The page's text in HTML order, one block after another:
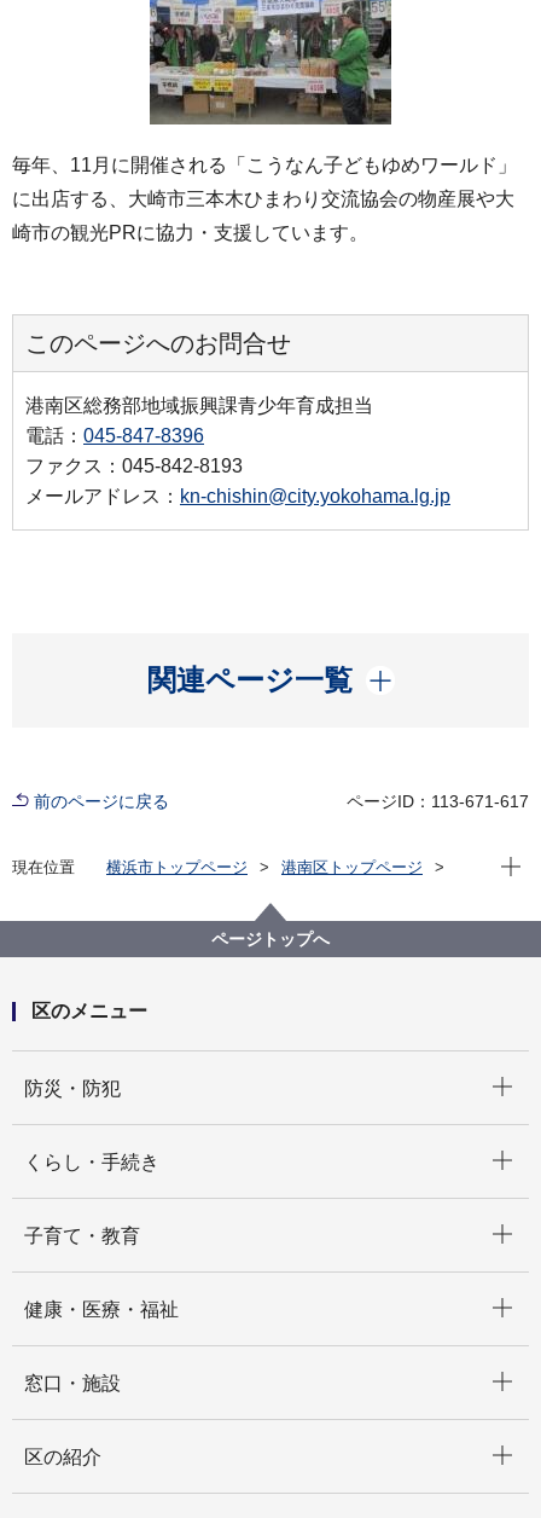
毎年、11月に開催される「こうなん子どもゆめワールド」
に出店する、大崎市三本木ひまわり交流協会の物産展や大
崎市の観光PRに協力・支援しています。
このページへのお問合せ
港南区総務部地域振興課青少年育成担当
電話： 045-847-8396
ファクス：045-842-8193
メールアドレス： kn-chishin@city.yokohama.lg.jp
関連ページ一覧
開く
前のページに戻る ページID：113-671-617
現在位置 横浜市トップページ
港南区トップページ
現在
ページトップへ
区のメニュー
防災・防犯
くらし・手続き
子育て・教育
健康・医療・福祉
窓口・施設
区の紹介